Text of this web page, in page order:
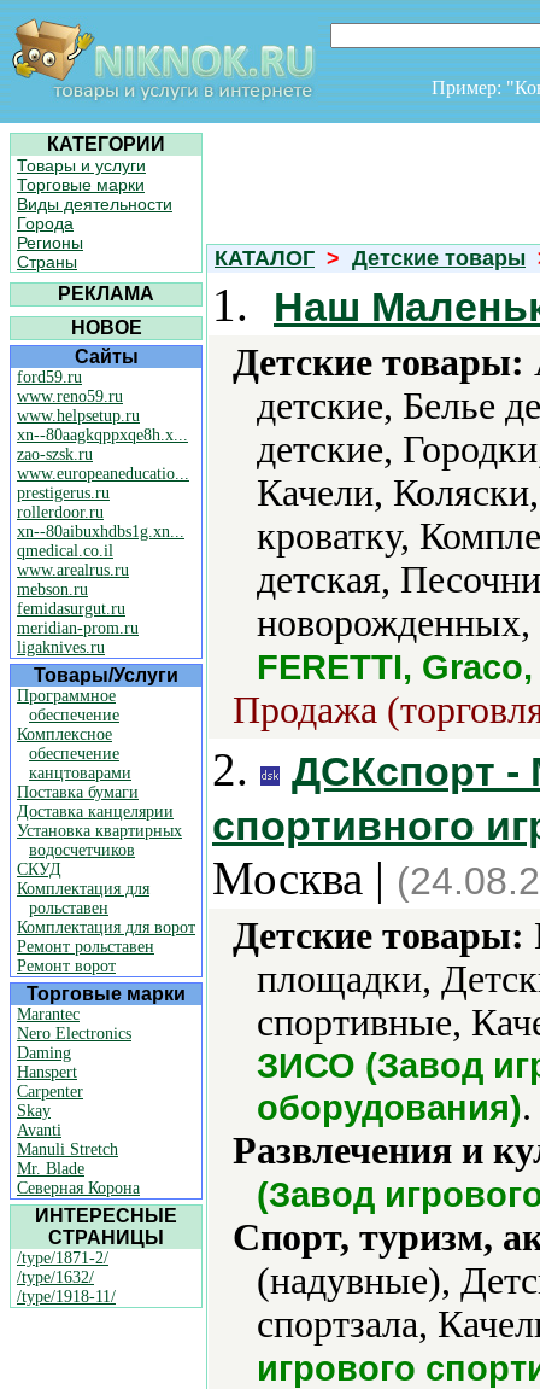
Пример:
КАТЕГОРИИ
Товары и услуги
Торговые марки
Виды деятельности
Города
Регионы
Страны
РЕКЛАМА
НОВОЕ
Сайты
ford59.ru
www.reno59.ru
www.helpsetup.ru
xn--80aagkqppxqe8h.x...
zao-szsk.ru
www.europeaneducatio...
prestigerus.ru
rollerdoor.ru
xn--80aibuxhdbs1g.xn...
qmedical.co.il
www.arealrus.ru
mebson.ru
femidasurgut.ru
meridian-prom.ru
ligaknives.ru
Товары/Услуги
Программное
обеспечение
Комплексное
обеспечение
канцтоварами
Поставка бумаги
Доставка канцелярии
Установка квартирных
водосчетчиков
СКУД
Комплектация для
рольставен
Комплектация для ворот
Ремонт рольставен
Ремонт ворот
Торговые марки
Marantec
Nero Electronics
Daming
Hanspert
Carpenter
Skay
Avanti
Manuli Stretch
Mr. Blade
Северная Корона
ИНТЕРЕСНЫЕ
СТРАНИЦЫ
/type/1871-2/
/type/1632/
/type/1918-11/
КАТАЛОГ > Детские товары
1. Наш
Детские товары:
детские, Белье
детские,
Качели,
кроватку,
детская,
FERETTI,
Продажа
2.
ДСКспорт -
спортивного
Москва |
Детские товары:
площадки,
спортивные,
ЗИСО (Завод
оборудования).
Развлечения и
(Завод
Спорт, туризм,
(надувные),
спортзала,
игрового